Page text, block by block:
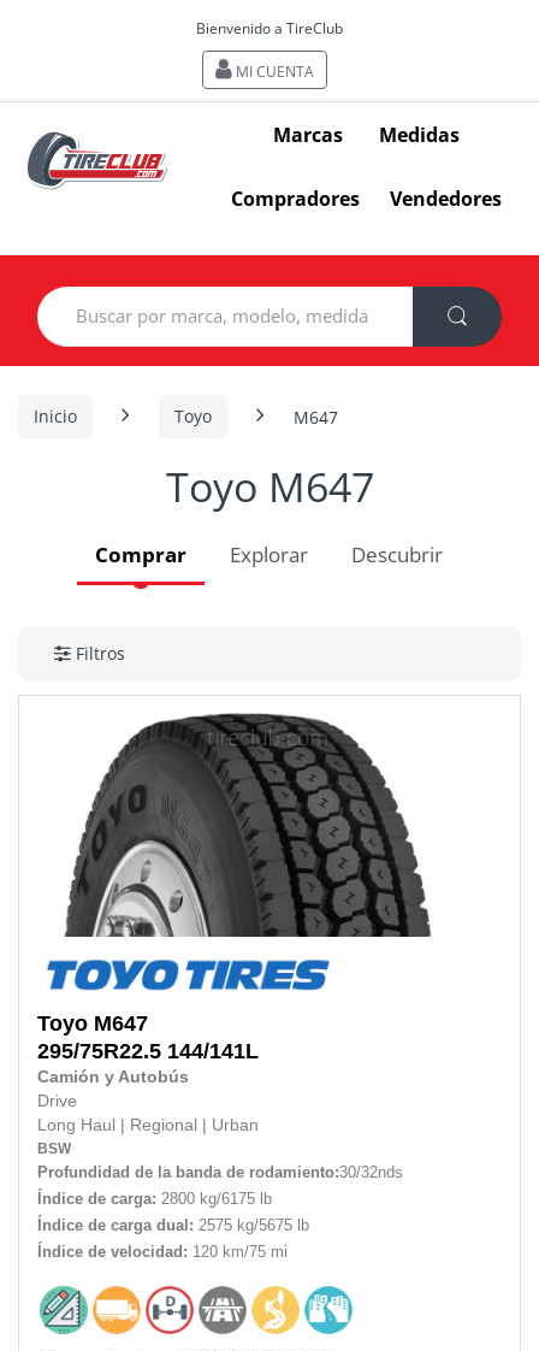
Bienvenido a TireClub
MI CUENTA
Marcas Medidas
Compradores Vendedores
Search
for:
Inicio Toyo M647
Toyo M647
Comprar Explorar Descubrir
Filtros
Toyo M647
295/75R22.5 144/141L
Camión y Autobús
Drive
Long Haul
Regional Urban
BSW
Profundidad de la banda de rodamiento:30/32nds
Índice de carga: 2800 kg/6175 lb
Índice de carga dual: 2575 kg/5675 lb
Índice de velocidad: 120 km/75 mi